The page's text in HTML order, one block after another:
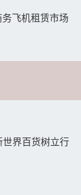
飞机租赁市场
界百货树立行